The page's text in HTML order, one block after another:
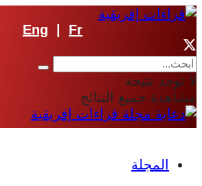
Eng Fr
لا توجد نتيجة
مشاهدة جميع النتائج
المجلة